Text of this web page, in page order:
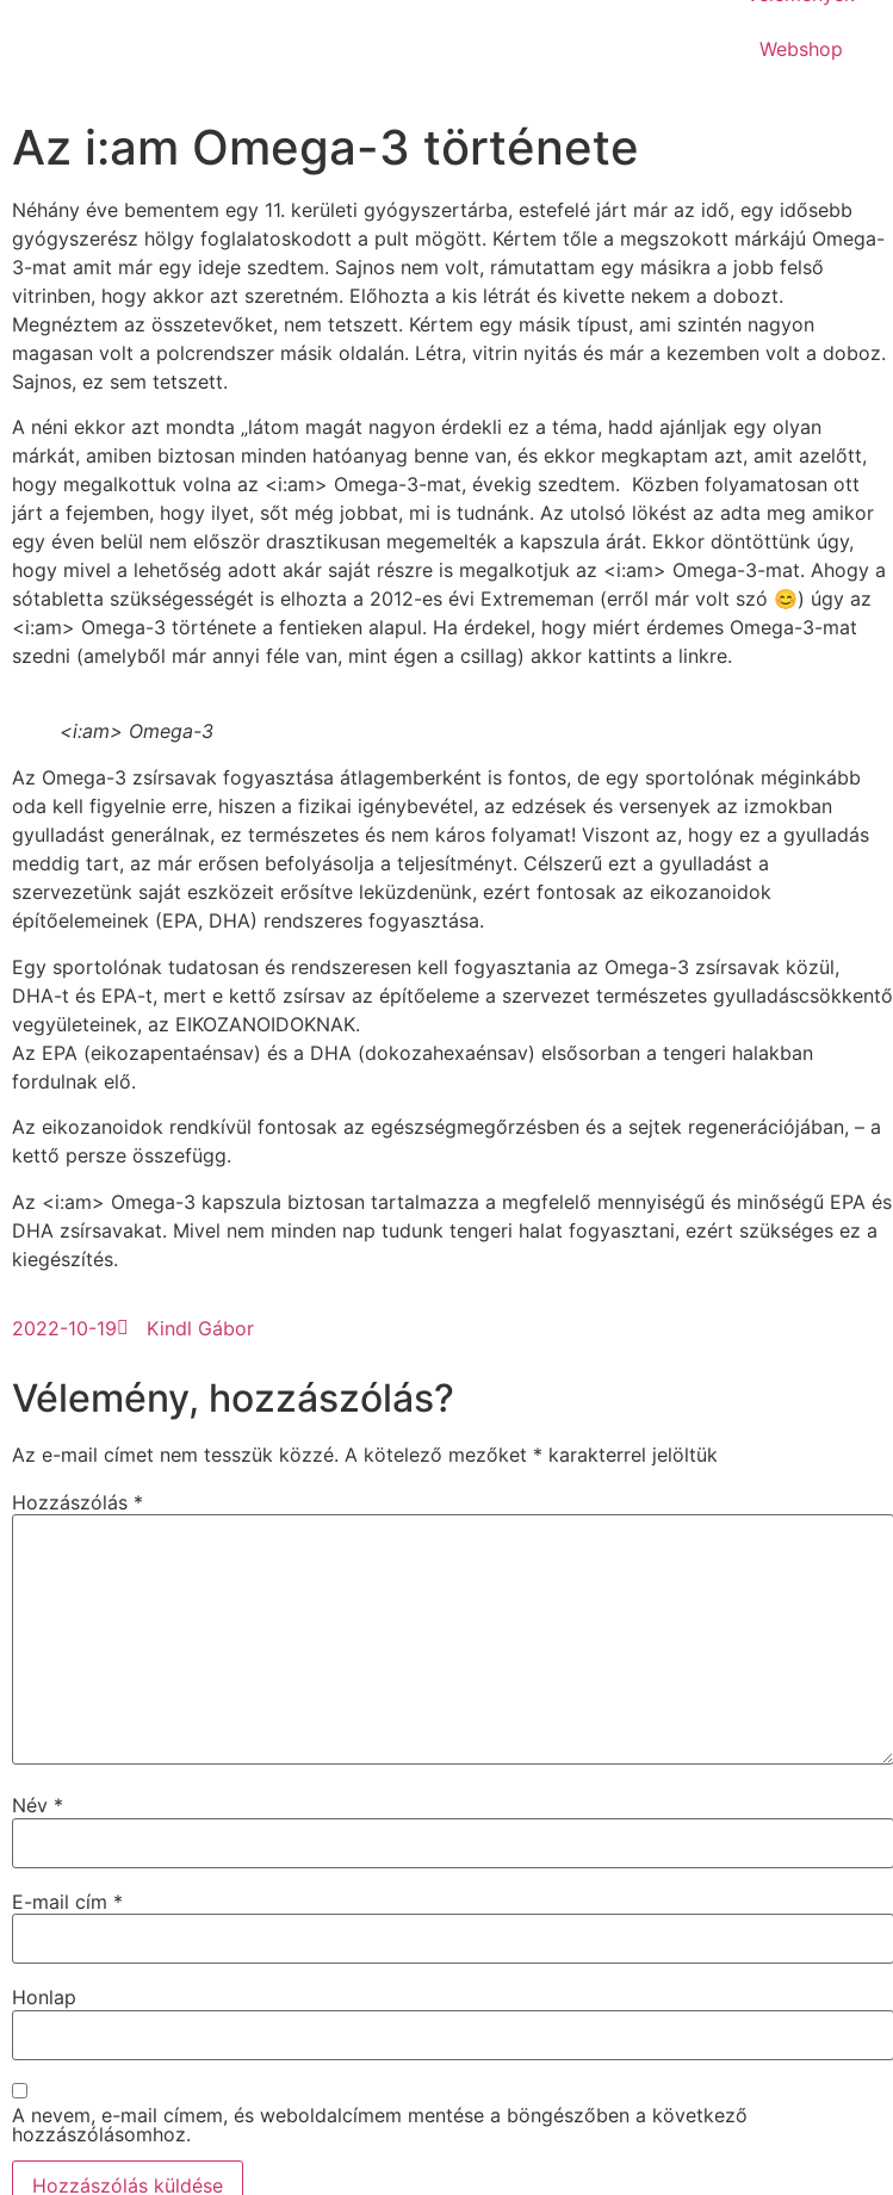
Webshop
Az i:am Omega-3 története
Néhány éve bementem egy 11. kerületi gyógyszertárba, estefelé járt már az idő, egy idősebb
gyógyszerész hölgy foglalatoskodott a pult mögött. Kértem tőle a megszokott márkájú Omega-
3-mat amit már egy ideje szedtem. Sajnos nem volt, rámutattam egy másikra a jobb felső
vitrinben, hogy akkor azt szeretném. Előhozta a kis létrát és kivette nekem a dobozt.
Megnéztem az összetevőket, nem tetszett. Kértem egy másik típust, ami szintén nagyon
magasan volt a polcrendszer másik oldalán. Létra, vitrin nyitás és már a kezemben volt a doboz.
Sajnos, ez sem tetszett.
A néni ekkor azt mondta „látom magát nagyon érdekli ez a téma, hadd ajánljak egy olyan
márkát, amiben biztosan minden hatóanyag benne van, és ekkor megkaptam azt, amit azelőtt,
hogy megalkottuk volna az <i:am> Omega-3-mat, évekig szedtem. Közben folyamatosan ott
járt a fejemben, hogy ilyet, sőt még jobbat, mi is tudnánk. Az utolsó lökést az adta meg amikor
egy éven belül nem először drasztikusan megemelték a kapszula árát. Ekkor döntöttünk úgy,
hogy mivel a lehetőség adott akár saját részre is megalkotjuk az <i:am> Omega-3-mat. Ahogy a
sótabletta szükségességét is elhozta a 2012-es évi Extrememan (erről már volt szó 😊) úgy az
<i:am> Omega-3 története a fentieken alapul. Ha érdekel, hogy miért érdemes Omega-3-mat
szedni (amelyből már annyi féle van, mint égen a csillag) akkor kattints a linkre.
<i:am> Omega-3
Az Omega-3 zsírsavak fogyasztása átlagemberként is fontos, de egy sportolónak méginkább
oda kell figyelnie erre, hiszen a fizikai igénybevétel, az edzések és versenyek az izmokban
gyulladást generálnak, ez természetes és nem káros folyamat! Viszont az, hogy ez a gyulladás
meddig tart, az már erősen befolyásolja a teljesítményt. Célszerű ezt a gyulladást a
szervezetünk saját eszközeit erősítve leküzdenünk, ezért fontosak az eikozanoidok
építőelemeinek (EPA, DHA) rendszeres fogyasztása.
Egy sportolónak tudatosan és rendszeresen kell fogyasztania az Omega-3 zsírsavak közül,
DHA-t és EPA-t, mert e kettő zsírsav az építőeleme a szervezet természetes gyulladáscsökkentő
vegyületeinek, az EIKOZANOIDOKNAK.
Az EPA (eikozapentaénsav) és a DHA (dokozahexaénsav) elsősorban a tengeri halakban
fordulnak elő.
Az eikozanoidok rendkívül fontosak az egészségmegőrzésben és a sejtek regenerációjában, – a
kettő persze összefügg.
Az <i:am> Omega-3 kapszula biztosan tartalmazza a megfelelő mennyiségű és minőségű EPA és
DHA zsírsavakat. Mivel nem minden nap tudunk tengeri halat fogyasztani, ezért szükséges ez a
kiegészítés.
2022-10-19 Kindl Gábor
Vélemény, hozzászólás?
Az e-mail címet nem tesszük közzé. A kötelező mezőket * karakterrel jelöltük
Hozzászólás *
Név *
E-mail cím *
Honlap
A nevem, e-mail címem, és weboldalcímem mentése a böngészőben a következő
hozzászólásomhoz.